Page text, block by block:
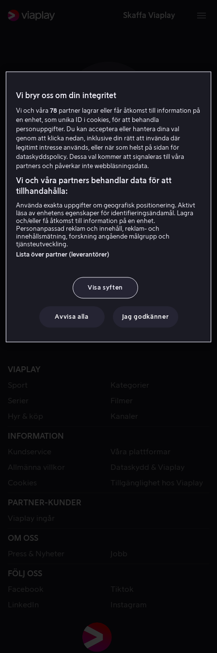
Skaffa Viaplay
V K
Vesa Kuosmanen
VIAPLAY
Sport
Kategorier
Serier
Filmer
Hyr & köp
Kanaler
INFORMATION
Kundservice
Våra plattformar
Allmänna villkor
Dataskydd & Viaplay
Cookies
Tillgänglighet hos Viaplay
PARTNER-KUNDER
Viaplay ingår
OM OSS
Press & Nyheter
Jobb
FÖLJ OSS
Facebook
Tiktok
LinkedIn
Instagram
Vi bryr oss om din integritet
Vi och våra78 partner lagrar eller får åtkomst till information på
en enhet, som unika ID i cookies, för att behandla
personuppgifter. Du kan acceptera eller hantera dina val
genom att klicka nedan, inklusive din rätt att invända där
legitimt intresse används, eller när som helst på sidan för
dataskyddspolicy. Dessa val kommer att signaleras till våra
partners och påverkar inte webbläsningsdata.
Vi och våra partners behandlar data för att
tillhandahålla:
Använda exakta uppgifter om geografisk positionering. Aktivt
läsa av enhetens egenskaper för identifieringsändamål. Lagra
och/eller få åtkomst till information på en enhet.
Personanpassad reklam och innehåll, reklam- och
innehållsmätning, forskning angående målgrupp och
tjänsteutveckling.
Lista över partner (leverantörer)
Visa syften
Avvisa alla Jag godkänner